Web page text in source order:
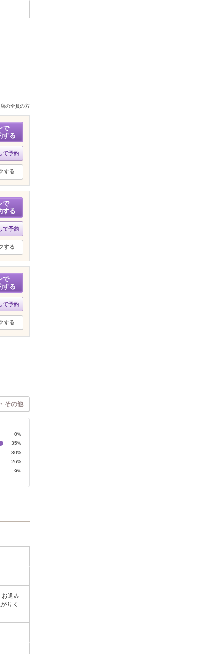
の全員の方
で
する
て予約
する
で
する
て予約
する
で
する
て予約
する
その他
0%
35%
30%
26%
9%
お進み
りく